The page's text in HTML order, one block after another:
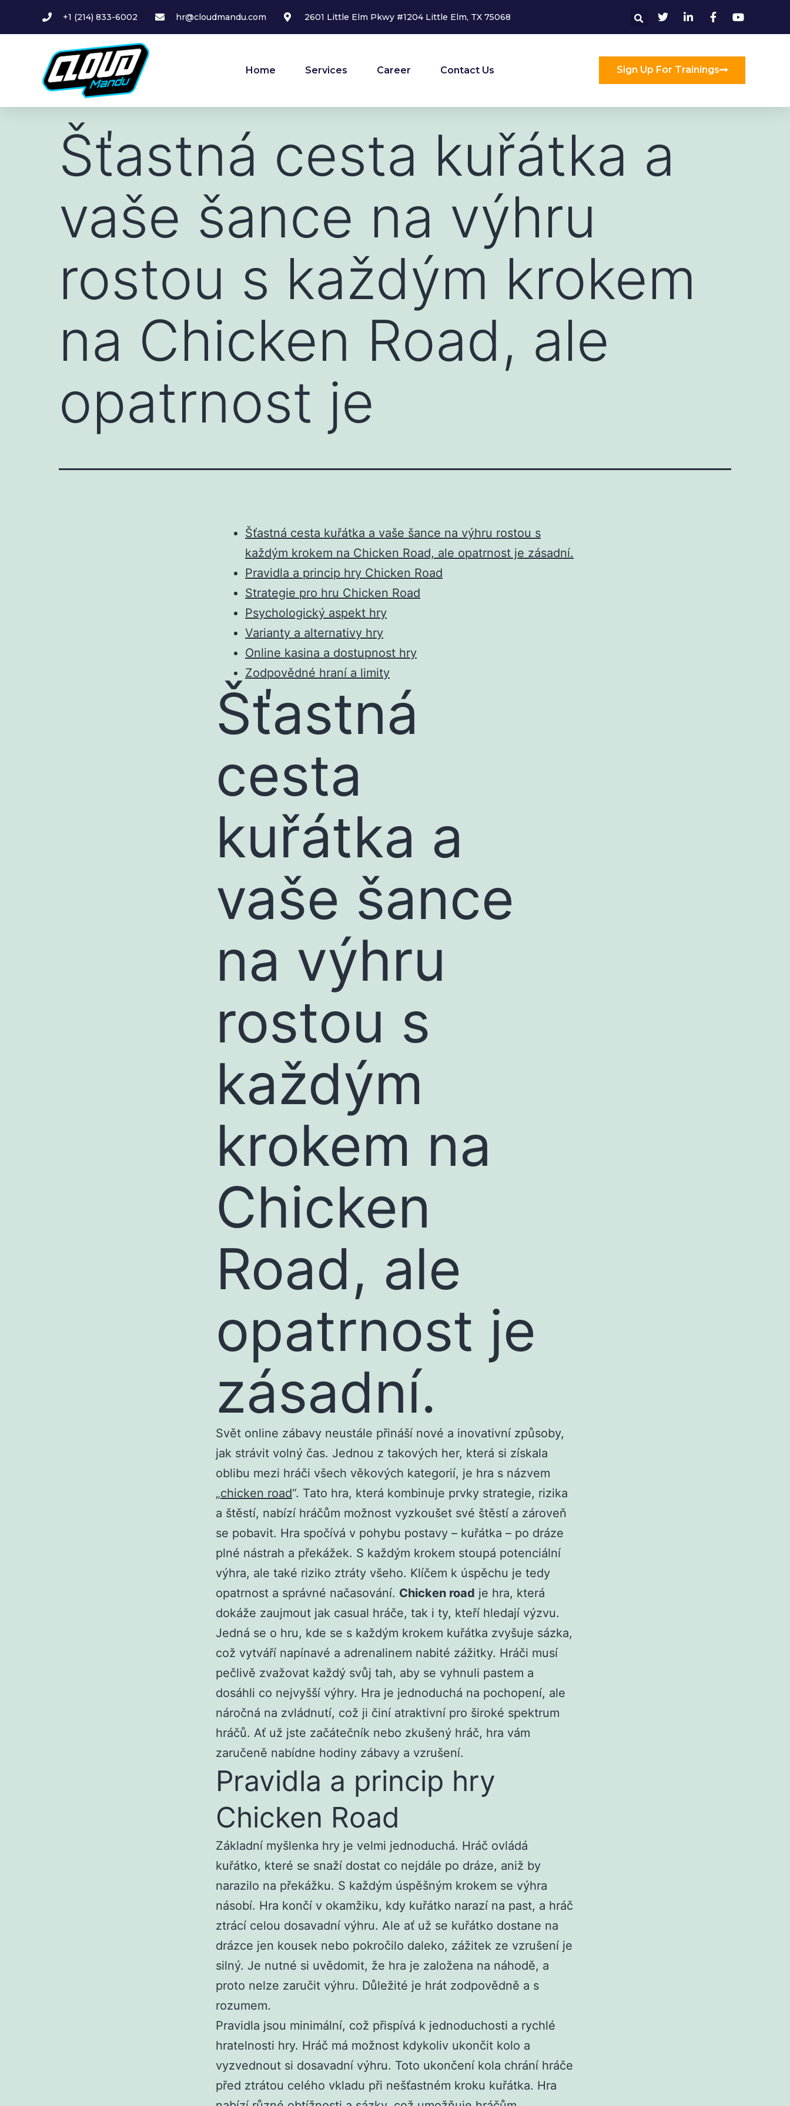
+1 (214) 833-6002 hr@cloudmandu.com 2601 Little Elm Pkwy #1204 Little Elm, TX 75068
Home Services Career Contact Us Sign Up For Trainings
Šťastná cesta kuřátka a
vaše šance na výhru
rostou s každým krokem
na Chicken Road, ale
opatrnost je
Šťastná cesta kuřátka a vaše šance na výhru rostou s
každým krokem na Chicken Road, ale opatrnost je zásadní.
Pravidla a princip hry Chicken Road
Strategie pro hru Chicken Road
Psychologický aspekt hry
Varianty a alternativy hry
Online kasina a dostupnost hry
Zodpovědné hraní a limity
Šťastná
cesta
kuřátka a
vaše šance
na výhru
rostou s
každým
krokem na
Chicken
Road, ale
opatrnost je
zásadní.
Svět online zábavy neustále přináší nové a inovativní způsoby,
jak strávit volný čas. Jednou z takových her, která si získala
oblibu mezi hráči všech věkových kategorií, je hra s názvem
„chicken road“. Tato hra, která kombinuje prvky strategie, rizika
a štěstí, nabízí hráčům možnost vyzkoušet své štěstí a zároveň
se pobavit. Hra spočívá v pohybu postavy – kuřátka – po dráze
plné nástrah a překážek. S každým krokem stoupá potenciální
výhra, ale také riziko ztráty všeho. Klíčem k úspěchu je tedy
opatrnost a správné načasování. Chicken road je hra, která
dokáže zaujmout jak casual hráče, tak i ty, kteří hledají výzvu.
Jedná se o hru, kde se s každým krokem kuřátka zvyšuje sázka,
což vytváří napínavé a adrenalinem nabité zážitky. Hráči musí
pečlivě zvažovat každý svůj tah, aby se vyhnuli pastem a
dosáhli co nejvyšší výhry. Hra je jednoduchá na pochopení, ale
náročná na zvládnutí, což ji činí atraktivní pro široké spektrum
hráčů. Ať už jste začátečník nebo zkušený hráč, hra vám
zaručeně nabídne hodiny zábavy a vzrušení.
Pravidla a princip hry
Chicken Road
Základní myšlenka hry je velmi jednoduchá. Hráč ovládá
kuřátko, které se snaží dostat co nejdále po dráze, aniž by
narazilo na překážku. S každým úspěšným krokem se výhra
násobí. Hra končí v okamžiku, kdy kuřátko narazí na past, a hráč
ztrácí celou dosavadní výhru. Ale ať už se kuřátko dostane na
drázce jen kousek nebo pokročilo daleko, zážitek ze vzrušení je
silný. Je nutné si uvědomit, že hra je založena na náhodě, a
proto nelze zaručit výhru. Důležité je hrát zodpovědně a s
rozumem.
Pravidla jsou minimální, což přispívá k jednoduchosti a rychlé
hratelnosti hry. Hráč má možnost kdykoliv ukončit kolo a
vyzvednout si dosavadní výhru. Toto ukončení kola chrání hráče
před ztrátou celého vkladu při nešťastném kroku kuřátka. Hra